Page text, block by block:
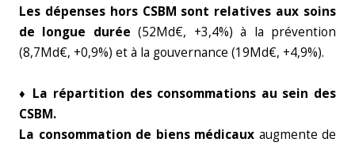
Les dépenses hors CSBM sont relatives aux soins
de longue durée (52Md€, +3,4%) à la prévention
(8,7Md€, +0,9%) et à la gouvernance (19Md€, +4,9%).
♦ La répartition des consommations au sein des
CSBM.
La consommation de biens médicaux augmente de